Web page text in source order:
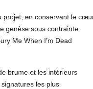
projet, en conservant le
genèse sous contrainte
Me When I’m Dead
brume et les intérieurs
les plus